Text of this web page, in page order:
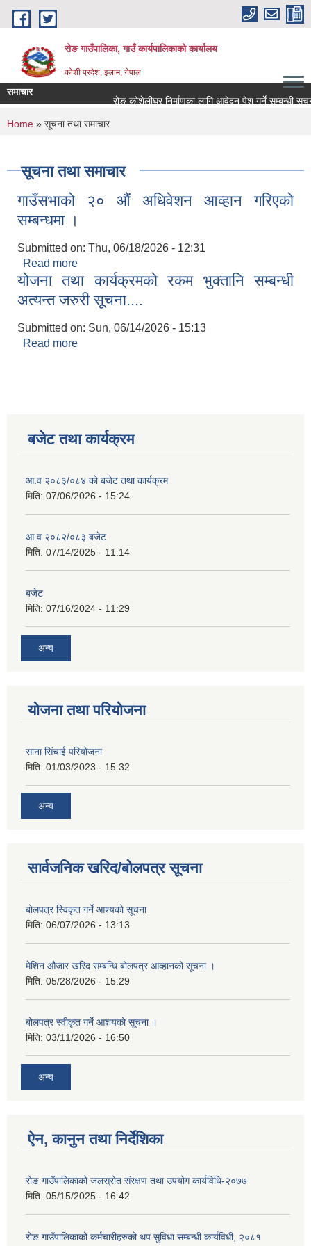
Skip to main content
रोङ गाउँपालिका, गाउँ कार्यपालिकाको कार्यालय
कोशी प्रदेश, इलाम, नेपाल
समाचार
रोङ कोशेलीघर निर्माणका लागि आवेदन पेश गर्ने सम्बन्धी सूचना.
You are here
Home » सूचना तथा समाचार
सूचना तथा समाचार
गाउँसभाको २० औं अधिवेशन आव्हान गरिएको
सम्बन्धमा ।
Submitted on: Thu, 06/18/2026 - 12:31
Read more
सम्बन्धमा ।
योजना तथा कार्यक्रमको रकम भुक्तानि सम्बन्धी
अत्यन्त जरुरी सूचना....
Submitted on: Sun, 06/14/2026 - 15:13
Read more
बजेट तथा कार्यक्रम
आ.व २०८३/०८४ को बजेट तथा कार्यक्रम
मिति: 07/06/2026 - 15:24
आ.व २०८२/०८३ बजेट
मिति: 07/14/2025 - 11:14
बजेट
मिति: 07/16/2024 - 11:29
अन्य
योजना तथा परियोजना
साना सिंचाई परियोजना
मिति: 01/03/2023 - 15:32
अन्य
सार्वजनिक खरिद/बोलपत्र सूचना
बोलपत्र स्विकृत गर्ने आश्यको सूचना
मिति: 06/07/2026 - 13:13
मेशिन औजार खरिद सम्बन्धि बोलपत्र आव्हानको सूचना ।
मिति: 05/28/2026 - 15:29
बोलपत्र स्वीकृत गर्ने आशयको सूचना ।
मिति: 03/11/2026 - 16:50
अन्य
ऐन, कानुन तथा निर्देशिका
रोङ गाउँपालिकाको जलस्रोत संरक्षण तथा उपयोग कार्यविधि-२०७७
मिति: 05/15/2025 - 16:42
रोङ गाउँपालिकाको कर्मचारीहरुको थप सुविधा सम्बन्धी कार्यविधी, २०८१